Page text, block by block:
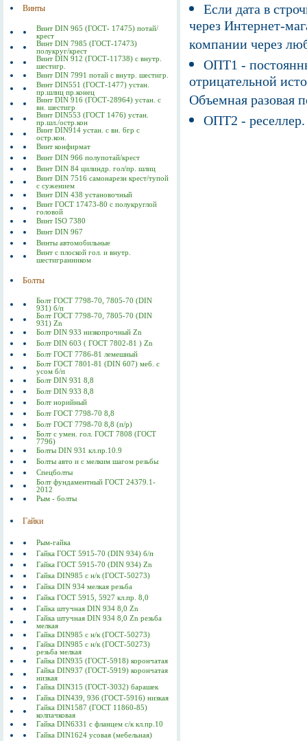
Винты
Винт DIN 965 (ГОСТ- 17475) потай/
крест
Винт DIN 7985 (ГОСТ-17473)
полукруг/крест
Винт DIN 912 (ГОСТ-11738) с внутр.
шестигр.
Винт DIN 7991 потай с внутр. шестигр.
Винт DIN551 (ГОСТ-1477) устан.
пр.шлиц пр.конец
Винт DIN 916 (ГОСТ-28964) устан. с
вн. шестигр
Винт DIN553 (ГОСТ 1476) устан.
пр.шл./остр.кон
Винт DIN914 устан. с вн. 6гр с
остр.кон.
Винт конфирмат
Винт DIN 966 полупотай/крест
Винт DIN 84 цилиндр. гол/пр. шлиц
Винт DIN 7516 самонарезн крест/тупой
с сужением
Винт DIN 438 установочный
Винт ГОСТ 17473-80 c полукруглой
головой
Винт ISO 7380
Винт DIN 967
Винты автомобильные
Винт с плоской гол. и внутр.
шестигранником
Болты
Болт ГОСТ 7798-70, 7805-70 (DIN
931) б/п
Болт ГОСТ 7798-70, 7805-70 (DIN
931) Zn
Болт DIN 933 низкопрочный Zn
Болт DIN 603 ( ГОСТ 7802-81 ) Zn
Болт ГОСТ 7786-81 лемешный
Болт ГОСТ 7801-81 (DIN 607) меб. с
усом б/п
Болт DIN 931 8,8
Болт DIN 933 8,8
Болт норийный
Болт ГОСТ 7798-70 8,8
Болт ГОСТ 7798-70 8,8 (п/р)
Болт с умен. гол. ГОСТ 7808 (ГОСТ
7796)
Болты DIN 931 кл.пр.10.9
Болты авто и с мелким шагом резьбы
Спецболты
Болт фундаментный ГОСТ 24379.1-
2012
Рым - болты
Гайки
Рым-гайка
Гайка ГОСТ 5915-70 (DIN 934) б/п
Гайка ГОСТ 5915-70 (DIN 934) Zn
Гайка DIN985 с н/к (ГОСТ-50273)
Гайка DIN 934 мелкая резьба
Гайка ГОСТ 5915, 5927 кл.пр. 8,0
Гайка штучная DIN 934 8,0 Zn
Гайка штучная DIN 934 8,0 Zn резьба
мелкая
Гайка DIN985 с н/к (ГОСТ-50273)
Гайка DIN985 с н/к (ГОСТ-50273)
резьба мелкая
Гайка DIN935 (ГОСТ-5918) корончатая
Гайка DIN937 (ГОСТ-5919) корончатая
низкая
Гайка DIN315 (ГОСТ-3032) барашек
Гайка DIN439, 936 (ГОСТ-5916) низкая
Гайка DIN1587 (ГОСТ 11860-85)
колпачковая
Гайка DIN6331 с фланцем с/к кл.пр.10
Гайка DIN1624 усовая (мебельная)
Если дата в
через Интернет-
компании через
ОПТ1 -
отрицательной
Объемная разовая
ОПТ2 -